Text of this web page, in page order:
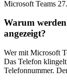
Microsoft Teams
Warum
angezeigt?
Wer mit Microsoft
Das Telefon
Telefonnummer.